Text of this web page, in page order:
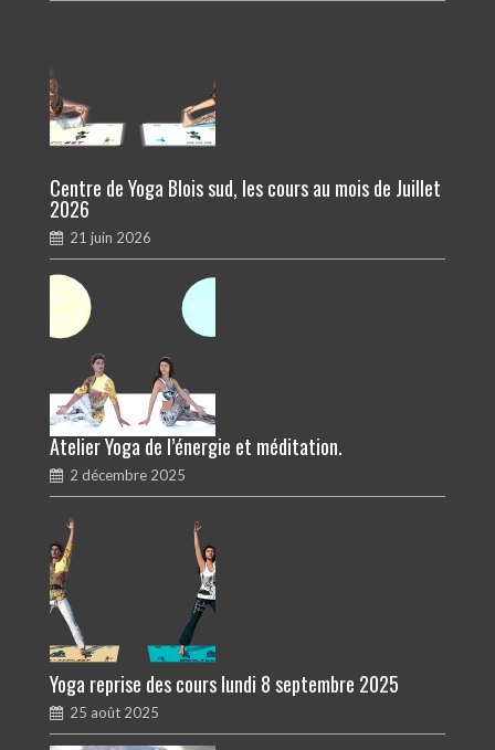
Centre de Yoga Blois sud, les cours au mois de Juillet
2026
21 juin 2026
Atelier Yoga de l’énergie et méditation.
2 décembre 2025
Yoga reprise des cours lundi 8 septembre 2025
25 août 2025